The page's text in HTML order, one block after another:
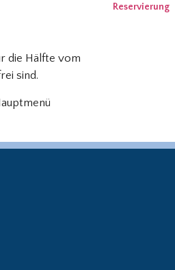
die Hälfte vom
sind.
Reservierung